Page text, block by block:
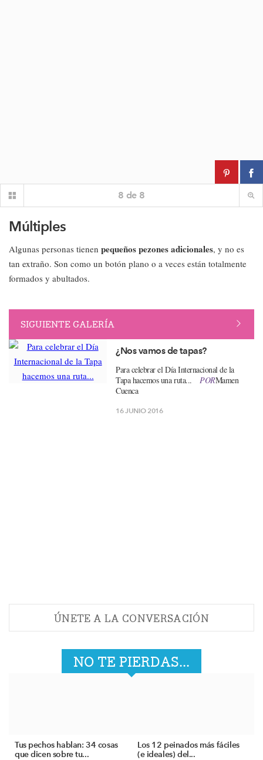
8 de 8
Múltiples
Algunas personas tienen pequeños pezones adicionales, y no es
tan extraño. Son como un botón plano o a veces están totalmente
formados y abultados.
SIGUIENTE GALERÍA
¿Nos vamos de tapas?
Para celebrar el Día Internacional de la
Tapa hacemos una ruta...
PORMamen
Cuenca
16 JUNIO 2016
ÚNETE A LA CONVERSACIÓN
NO TE PIERDAS...
Tus pechos hablan: 34 cosas
que dicen sobre tu...
Los 12 peinados más fáciles
(e ideales) del...